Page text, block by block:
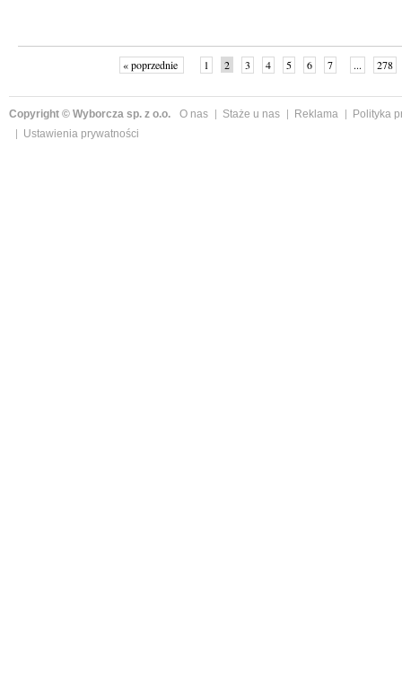
« poprzednie 1 2 3 4 5 6 7 ... 278
Copyright © Wyborcza sp. z o.o. O nas Staże u nas Reklama
Polityka
Ustawienia prywatności